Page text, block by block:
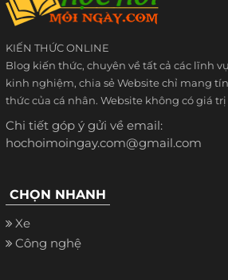
KIẾN THỨC ONLINE
Blog kiến thức, chuyên về tất cả các lĩnh
kinh nghiệm, chia sẻ Website chỉ mang
thức của cá nhân. Website không có giá
Chi tiết góp ý gửi về email:
hochoimoingay.com@gmail.com
CHỌN NHANH
Xe
Công nghệ